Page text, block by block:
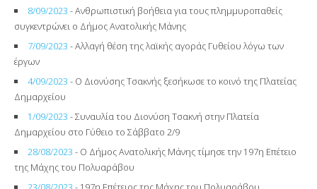
8/09/2023 - Ανθρωπιστική βοήθεια για τους πλημμυροπαθείς
συγκεντρώνει ο Δήμος Ανατολικής Μάνης
7/09/2023 - Αλλαγή θέση της λαϊκής αγοράς Γυθείου λόγω των
έργων
4/09/2023 - Ο Διονύσης Τσακνής ξεσήκωσε το κοινό της Πλατείας
Δημαρχείου
1/09/2023 - Συναυλία του Διονύση Τσακνή στην Πλατεία
Δημαρχείου στο Γύθειο το Σάββατο 2/9
28/08/2023 - Ο Δήμος Ανατολικής Μάνης τίμησε την 197η Επέτειο
της Μάχης του Πολυαράβου